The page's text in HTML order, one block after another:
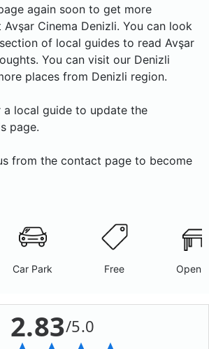
again soon to get more
Cinema Denizli. You can look
of local guides to read Avşar
You can visit our Denizli
places from Denizli region.
local guide to update the
page.
from the contact page to become
Car Park Free Open
2.83/5.0